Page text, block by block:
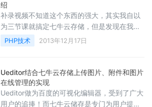
绍
补录视频不知道这个东西的强大，其实我自以
为三节课就搞定七牛云存储，但是发现在我录
视频的时候，有好多想法在我的眼前浮现，这
个东西太强...
PHP技术 2013年12月17日
Ueditor结合七牛云存储上传图片、附件和图片
在线管理的实现
Ueditor做为百度的可视化编辑器，受到了广大
用户的追捧！而七牛云储存是专门为用户提供